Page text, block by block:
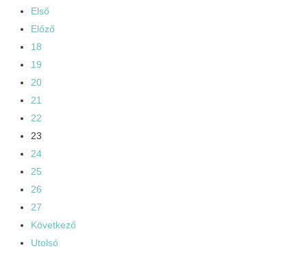
Első
Előző
18
19
20
21
22
23
24
25
26
27
Következő
Utolsó